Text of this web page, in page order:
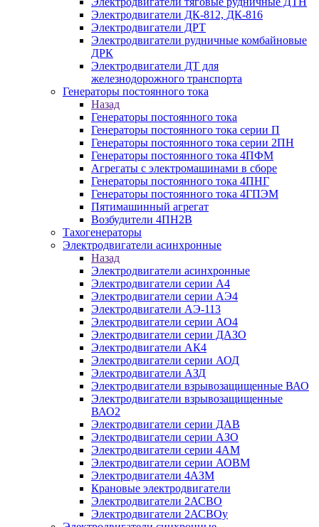
Электродвигатели ДК-812, ДК-816
Электродвигатели ДРТ
Электродвигатели рудничные комбайновые
ДРК
Электродвигатели ДТ для
железнодорожного транспорта
Генераторы постоянного тока
Назад
Генераторы постоянного тока
Генераторы постоянного тока серии П
Генераторы постоянного тока серии 2ПН
Генераторы постоянного тока 4ПФМ
Агрегаты с электромашинами в сборе
Генераторы постоянного тока 4ПНГ
Генераторы постоянного тока 4ГПЭМ
Пятимашинный агрегат
Возбудители 4ПН2В
Тахогенераторы
Электродвигатели асинхронные
Назад
Электродвигатели асинхронные
Электродвигатели серии А4
Электродвигатели серии АЭ4
Электродвигатели АЭ-113
Электродвигатели серии АО4
Электродвигатели серии ДАЗО
Электродвигатели АК4
Электродвигатели серии АОД
Электродвигатели АЗД
Электродвигатели взрывозащищенные ВАО
Электродвигатели взрывозащищенные
ВАО2
Электродвигатели серии ДАВ
Электродвигатели серии АЗО
Электродвигатели серии 4АМ
Электродвигатели серии АОВМ
Электродвигатели 4АЗМ
Крановые электродвигатели
Электродвигатели 2АСВО
Электродвигатели 2АСВОу